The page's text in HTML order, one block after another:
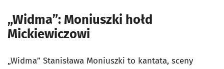
„Widma”: Moniuszki hołd
Mickiewiczowi
„Widma” Stanisława Moniuszki to kantata, sceny